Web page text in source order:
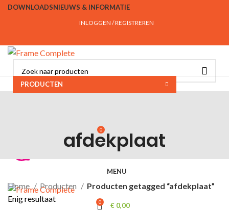
DOWNLOADSNIEUWS & INFORMATIE
INLOGGEN / REGISTREREN
INLOGGEN / REGISTREREN
0 0,00
MENU
0 € 0,00
PRODUCTEN
afdekplaat
Home Producten
Producten getagged “afdekplaat”
Enig resultaat